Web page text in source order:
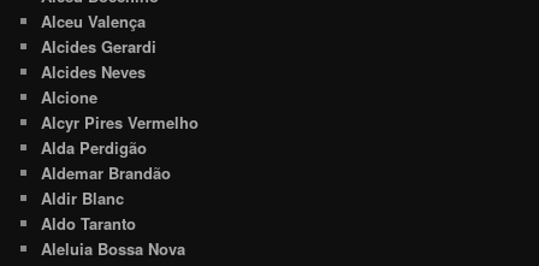
Alceu Valença
Alcides Gerardi
Alcides Neves
Alcione
Alcyr Pires Vermelho
Alda Perdigão
Aldemar Brandão
Aldir Blanc
Aldo Taranto
Aleluia Bossa Nova